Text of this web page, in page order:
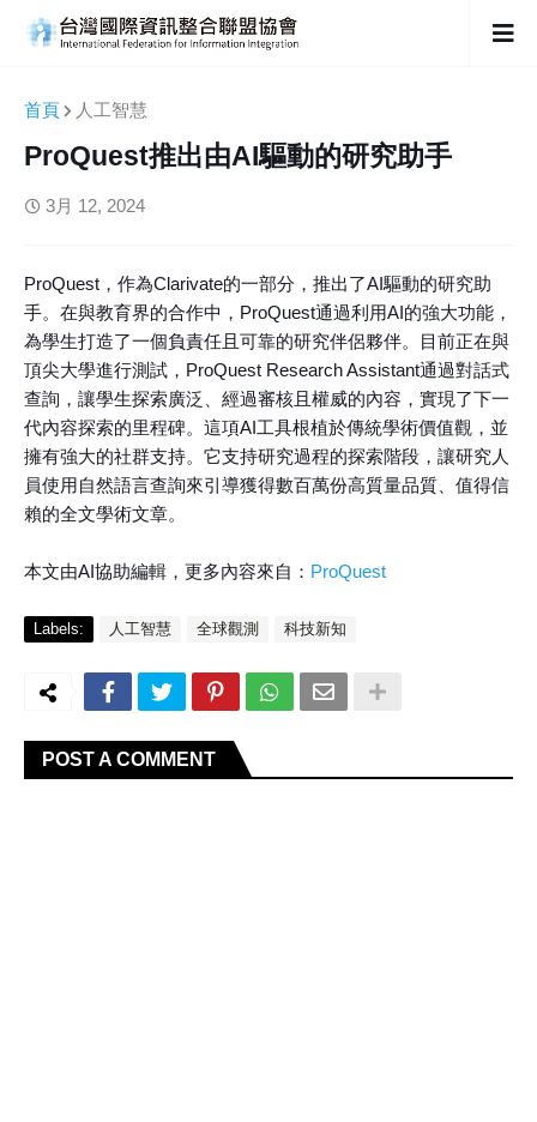
首頁 人工智慧
ProQuest推出由AI驅動的研究助手
3月 12, 2024
ProQuest，作為Clarivate的一部分，推出了AI驅動的研究助
手。在與教育界的合作中，ProQuest通過利用AI的強大功能，
為學生打造了一個負責任且可靠的研究伴侶夥伴。目前正在與
頂尖大學進行測試，ProQuest Research Assistant通過對話式
查詢，讓學生探索廣泛、經過審核且權威的內容，實現了下一
代內容探索的里程碑。這項AI工具根植於傳統學術價值觀，並
擁有強大的社群支持。它支持研究過程的探索階段，讓研究人
員使用自然語言查詢來引導獲得數百萬份高質量品質、值得信
賴的全文學術文章。
本文由AI協助編輯，更多內容來自： ProQuest
Labels: 人工智慧 全球觀測 科技新知
POST A COMMENT